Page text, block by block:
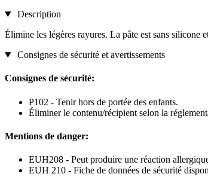
Description
Élimine les légères rayures. La pâte est sans silicone
Consignes de sécurité et avertissements
Consignes de sécurité:
P102 - Tenir hors de portée des enfants.
Éliminer le contenu/récipient selon la
Mentions de danger:
EUH208 - Peut produire une réaction
EUH 210 - Fiche de données de sécurité